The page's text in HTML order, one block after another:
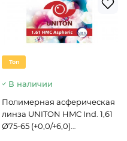
Топ
В наличии
Полимерная асферическая
линза UNITON HMC Ind. 1,61
Ø75-65 (+0,0/+6,0)